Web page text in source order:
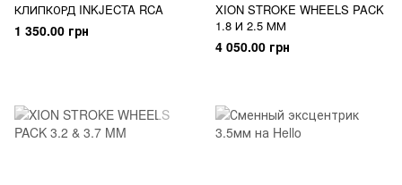
КЛИПКОРД INKJECTA RCA
1 350.00 грн
XION STROKE WHEELS PACK
1.8 И 2.5 ММ
4 050.00 грн